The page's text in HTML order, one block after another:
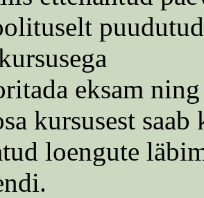
eksam
kursusest
loengute